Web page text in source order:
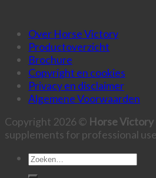
Over Horse Victory
Productoverzicht
Brochure
Copyright en cookies
Privacy en disclaimer
Algemene Voorwaarden
Copyright 2026 © Horse Victory
supplements for professional
Zoeken